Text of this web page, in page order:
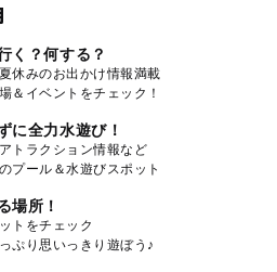
く？何する？
休みのお出かけ情報満載
＆イベントをチェック！
に全力水遊び！
トラクション情報など
プール＆水遊びスポット
場所！
トをチェック
ぷり思いっきり遊ぼう♪